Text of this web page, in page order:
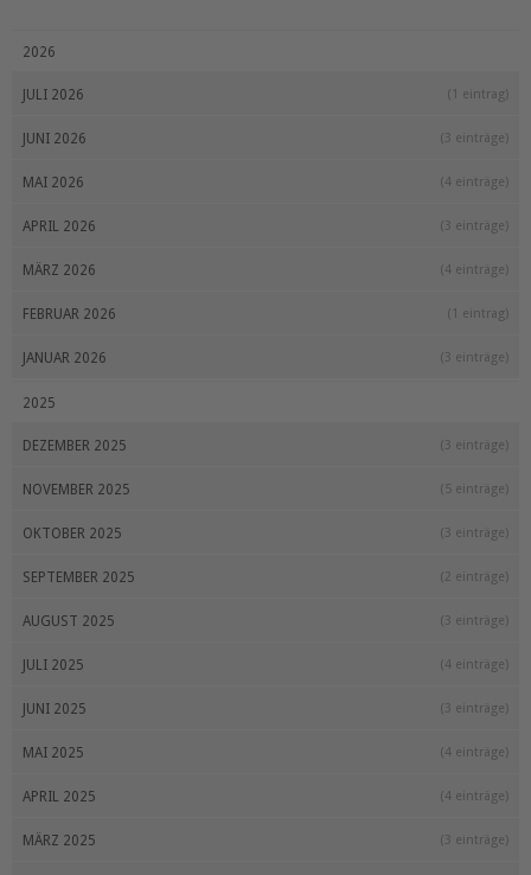
2026
JULI 2026 (1 eintrag)
JUNI 2026 (3 einträge)
MAI 2026 (4 einträge)
APRIL 2026 (3 einträge)
MÄRZ 2026 (4 einträge)
FEBRUAR 2026 (1 eintrag)
JANUAR 2026 (3 einträge)
2025
DEZEMBER 2025 (3 einträge)
NOVEMBER 2025 (5 einträge)
OKTOBER 2025 (3 einträge)
SEPTEMBER 2025 (2 einträge)
AUGUST 2025 (3 einträge)
JULI 2025 (4 einträge)
JUNI 2025 (3 einträge)
MAI 2025 (4 einträge)
APRIL 2025 (4 einträge)
MÄRZ 2025 (3 einträge)